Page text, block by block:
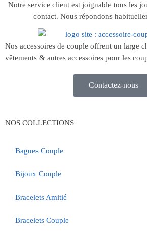
Notre service client est joignable tous les
contact. Nous répondons
Nos accessoires de couple offrent un large
vêtements & autres accessoires pour les
Contactez-nous
NOS COLLECTIONS
Bagues Couple
Bijoux Couple
Bracelets Amitié
Bracelets Couple